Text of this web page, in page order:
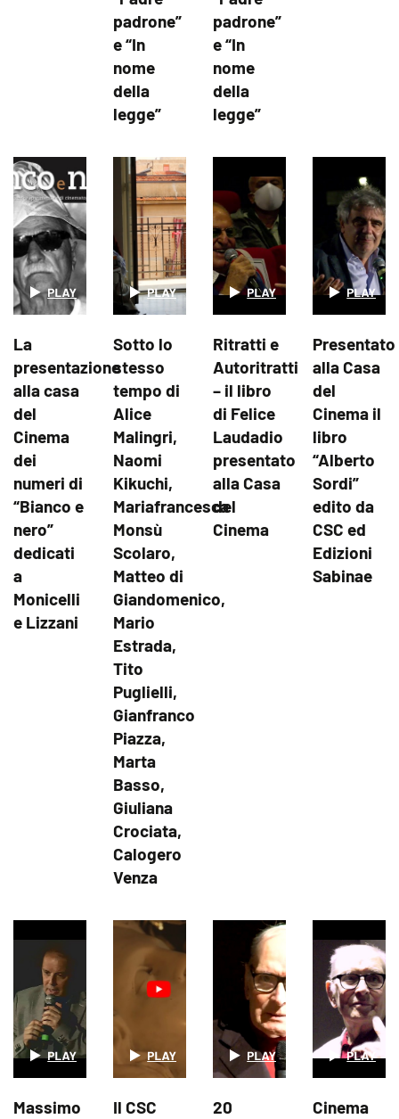
padrone”
e “In
nome
della
legge”
padrone”
e “In
nome
della
legge”
La
presentazione
alla casa
del
Cinema
dei
numeri di
“Bianco e
nero”
dedicati
a
Monicelli
e Lizzani
Sotto lo
stesso
tempo di
Alice
Malingri,
Naomi
Kikuchi,
Mariafrancesca
Monsù
Scolaro,
Matteo di
Giandomenico,
Mario
Estrada,
Tito
Puglielli,
Gianfranco
Piazza,
Marta
Basso,
Giuliana
Crociata,
Calogero
Venza
Ritratti e
Autoritratti
– il libro
di Felice
Laudadio
presentato
alla Casa
del
Cinema
Presentato
alla Casa
del
Cinema il
libro
“Alberto
Sordi”
edito da
CSC ed
Edizioni
Sabinae
Massimo
Il CSC
20
Cinema